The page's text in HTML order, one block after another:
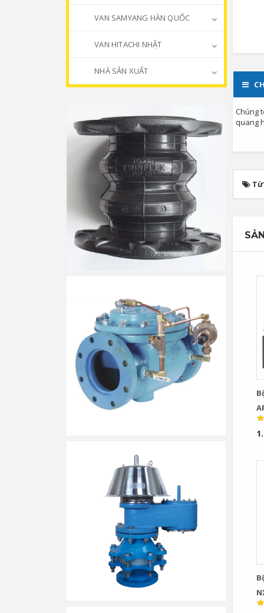
Chúng
quang
VAN SAMYANG HÀN QUỐC
VAN HITACHI NHẬT
NHÀ SẢN XUẤT